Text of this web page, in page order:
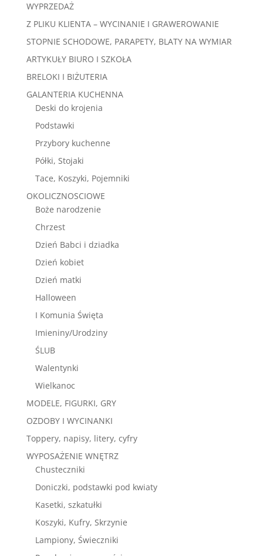
WYPRZEDAŻ
Z PLIKU KLIENTA – WYCINANIE I GRAWEROWANIE
STOPNIE SCHODOWE, PARAPETY, BLATY NA WYMIAR
ARTYKUŁY BIURO I SZKOŁA
BRELOKI I BIŻUTERIA
GALANTERIA KUCHENNA
Deski do krojenia
Podstawki
Przybory kuchenne
Półki, Stojaki
Tace, Koszyki, Pojemniki
OKOLICZNOSCIOWE
Boże narodzenie
Chrzest
Dzień Babci i dziadka
Dzień kobiet
Dzień matki
Halloween
I Komunia Święta
Imieniny/Urodziny
ŚLUB
Walentynki
Wielkanoc
MODELE, FIGURKI, GRY
OZDOBY I WYCINANKI
Toppery, napisy, litery, cyfry
WYPOSAŻENIE WNĘTRZ
Chusteczniki
Doniczki, podstawki pod kwiaty
Kasetki, szkatułki
Koszyki, Kufry, Skrzynie
Lampiony, Świeczniki